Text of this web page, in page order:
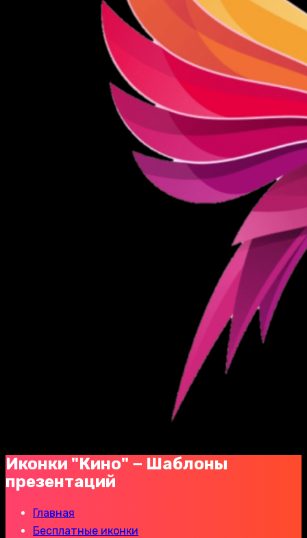
Иконки "Кино" − Шаблоны
презентаций
Главная
Бесплатные иконки